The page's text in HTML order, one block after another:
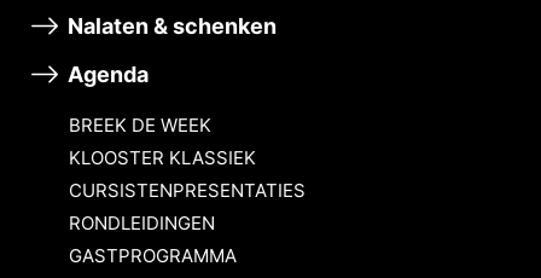
Nalaten & schenken
Agenda
BREEK DE WEEK
KLOOSTER KLASSIEK
CURSISTENPRESENTATIES
RONDLEIDINGEN
GASTPROGRAMMA